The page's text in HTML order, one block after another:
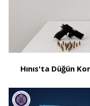
Hınıs'ta Düğün